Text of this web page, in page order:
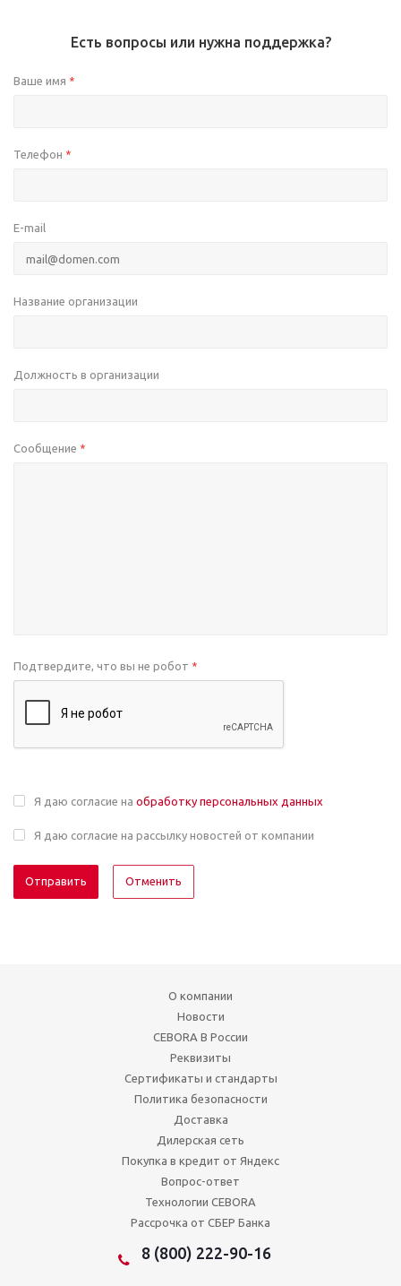
Есть вопросы или нужна поддержка?
Ваше имя *
Телефон *
E-mail
Название организации
Должность в организации
Сообщение *
Подтвердите, что вы не робот *
Я даю согласие на обработку персональных данных
Я даю согласие на рассылку новостей от компании
Отменить
О компании
Новости
CEBORA В России
Реквизиты
Сертификаты и стандарты
Политика безопасности
Доставка
Дилерская сеть
Покупка в кредит от Яндекс
Вопрос-ответ
Технологии CEBORA
Рассрочка от СБЕР Банка
8 (800) 222-90-16